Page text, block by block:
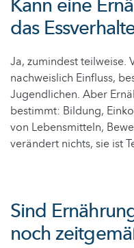
Kann eine
das
Ja, zumindest teilweise.
nachweislich Einfluss,
Jugendlichen. Aber
bestimmt: Bildung,
von Lebensmitteln,
verändert nichts, sie ist
Sind
noch